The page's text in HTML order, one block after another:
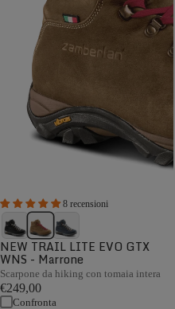
8 recensioni
NEW TRAIL LITE EVO GTX
WNS - Marrone
Scarpone da hiking con tomaia intera
€249,00
Confronta